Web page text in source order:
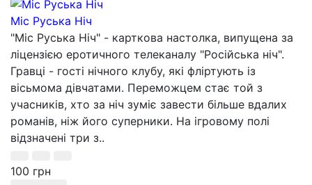
Міс Руська Ніч
"Міс Руська Ніч" - карткова настолка, випущена за
ліцензією еротичного телеканалу "Російська ніч".
Гравці - гості нічного клубу, які фліртують із
вісьмома дівчатами. Переможцем стає той з
учасників, хто за ніч зуміє завести більше вдалих
романів, ніж його суперники. На ігровому полі
відзначені три з..
100 грн